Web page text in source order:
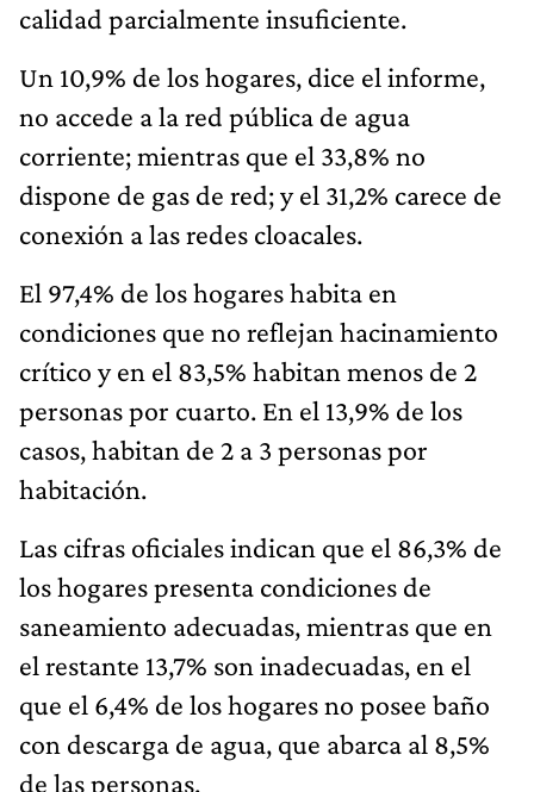
calidad parcialmente insuficiente.
Un 10,9% de los hogares, dice el informe,
no accede a la red pública de agua
corriente; mientras que el 33,8% no
dispone de gas de red; y el 31,2% carece de
conexión a las redes cloacales.
El 97,4% de los hogares habita en
condiciones que no reflejan hacinamiento
crítico y en el 83,5% habitan menos de 2
personas por cuarto. En el 13,9% de los
casos, habitan de 2 a 3 personas por
habitación.
Las cifras oficiales indican que el 86,3% de
los hogares presenta condiciones de
saneamiento adecuadas, mientras que en
el restante 13,7% son inadecuadas, en el
que el 6,4% de los hogares no posee baño
con descarga de agua, que abarca al 8,5%
de las personas.